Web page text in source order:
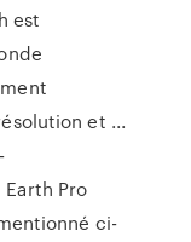
est
et ...
Pro
ci-